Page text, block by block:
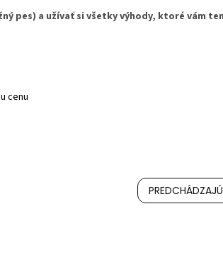
pes) a užívať si všetky výhody, ktoré vám
cenu